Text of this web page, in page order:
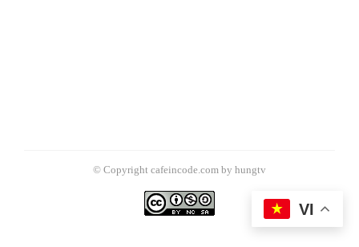
© Copyright cafeincode.com by hungtv
VI